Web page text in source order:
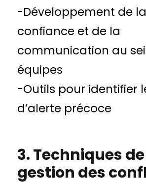
-Développement de la
confiance et de la
communication au
équipes
-Outils pour identifier
d’alerte précoce
3. Techniques de
gestion des